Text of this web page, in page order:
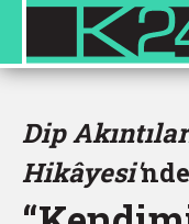
HER ŞEY
Dip
Hikâyesi'